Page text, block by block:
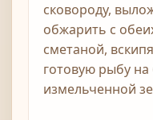
сковороду,
обжарить с
сметаной,
готовую рыбу
измельченной